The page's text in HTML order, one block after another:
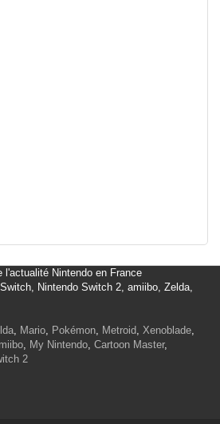
l'actualité Nintendo en France
Nintendo Switch 2, amiibo, Zelda,
, Mario, Pokémon, Metroid, Xenoblade,
, My Nintendo, Cartoon Master,
2